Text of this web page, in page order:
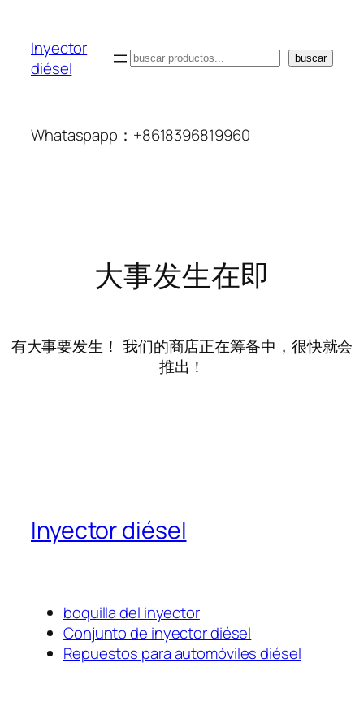
Inyector
diésel
搜
buscar
Whataspapp：+8618396819960
大事发生在即
有大事要发生！ 我们的商店正在筹备中，很快就会
推出！
Inyector diésel
boquilla del inyector
Conjunto de inyector diésel
Repuestos para automóviles diésel